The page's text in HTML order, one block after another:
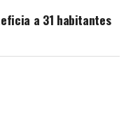
a 31 habitantes